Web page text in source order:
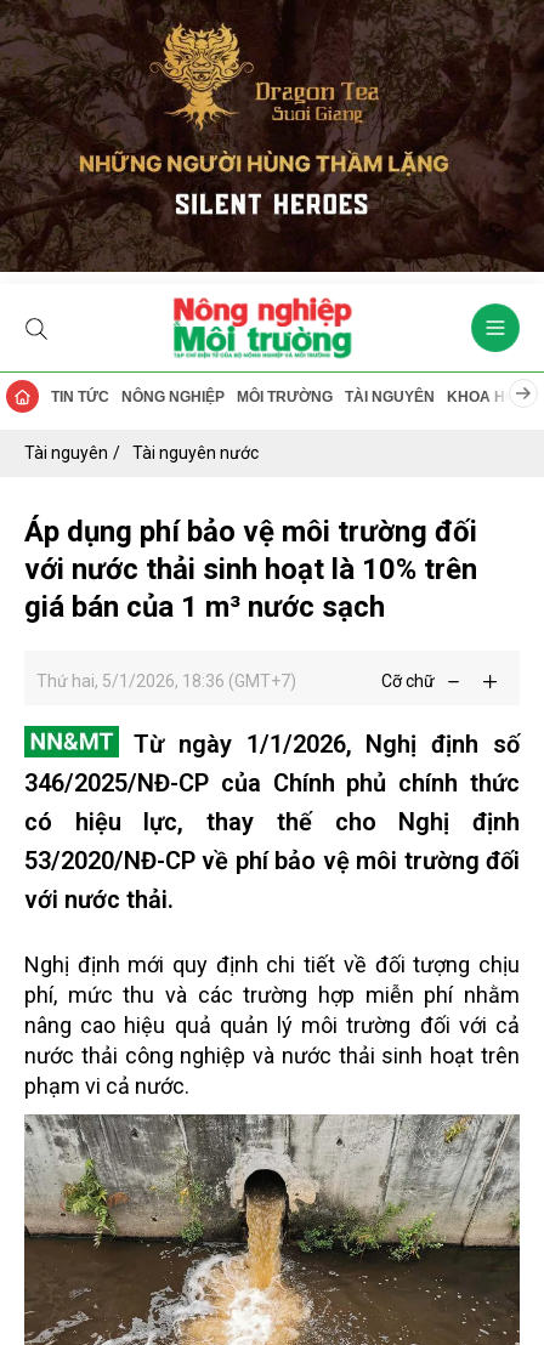
TIN TỨC NÔNG NGHIỆP MÔI TRƯỜNG TÀI NGUYÊN KHOA HỌC
Tài nguyên Tài nguyên nước
Áp dụng phí bảo vệ môi trường đối
với nước thải sinh hoạt là 10% trên
giá bán của 1 m³ nước sạch
Thứ hai, 5/1/2026, 18:36 (GMT+7) Cỡ chữ
Từ ngày 1/1/2026, Nghị định số
346/2025/NĐ-CP của Chính phủ chính thức
có hiệu lực, thay thế cho Nghị định
53/2020/NĐ-CP về phí bảo vệ môi trường đối
với nước thải.
Nghị định mới quy định chi tiết về đối tượng chịu
phí, mức thu và các trường hợp miễn phí nhằm
nâng cao hiệu quả quản lý môi trường đối với cả
nước thải công nghiệp và nước thải sinh hoạt trên
phạm vi cả nước.